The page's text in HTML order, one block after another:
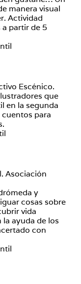
manera visual
Actividad
partir de 5
Escénico.
que
en la segunda
para
Asociación
y
cosas sobre
vida
ayuda de los
con